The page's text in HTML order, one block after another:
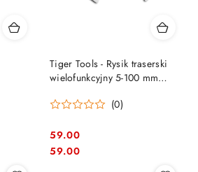
Tiger Tools - Rysik traserski
wielofunkcyjny 5-100 mm
(0)
Cena:
59.00
Cena:
59.00